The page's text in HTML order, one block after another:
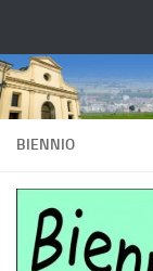
BIENNIO